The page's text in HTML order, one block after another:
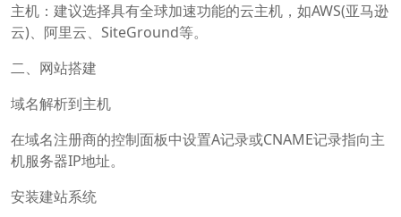
主机：建议选择具有全球加速功能的云主机，如AWS(亚马逊
云)、阿里云、SiteGround等。
二、网站搭建
域名解析到主机
在域名注册商的控制面板中设置A记录或CNAME记录指向主
机服务器IP地址。
安装建站系统